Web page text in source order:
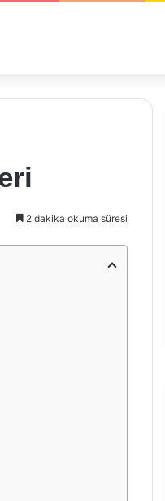
2 dakika okuma süresi